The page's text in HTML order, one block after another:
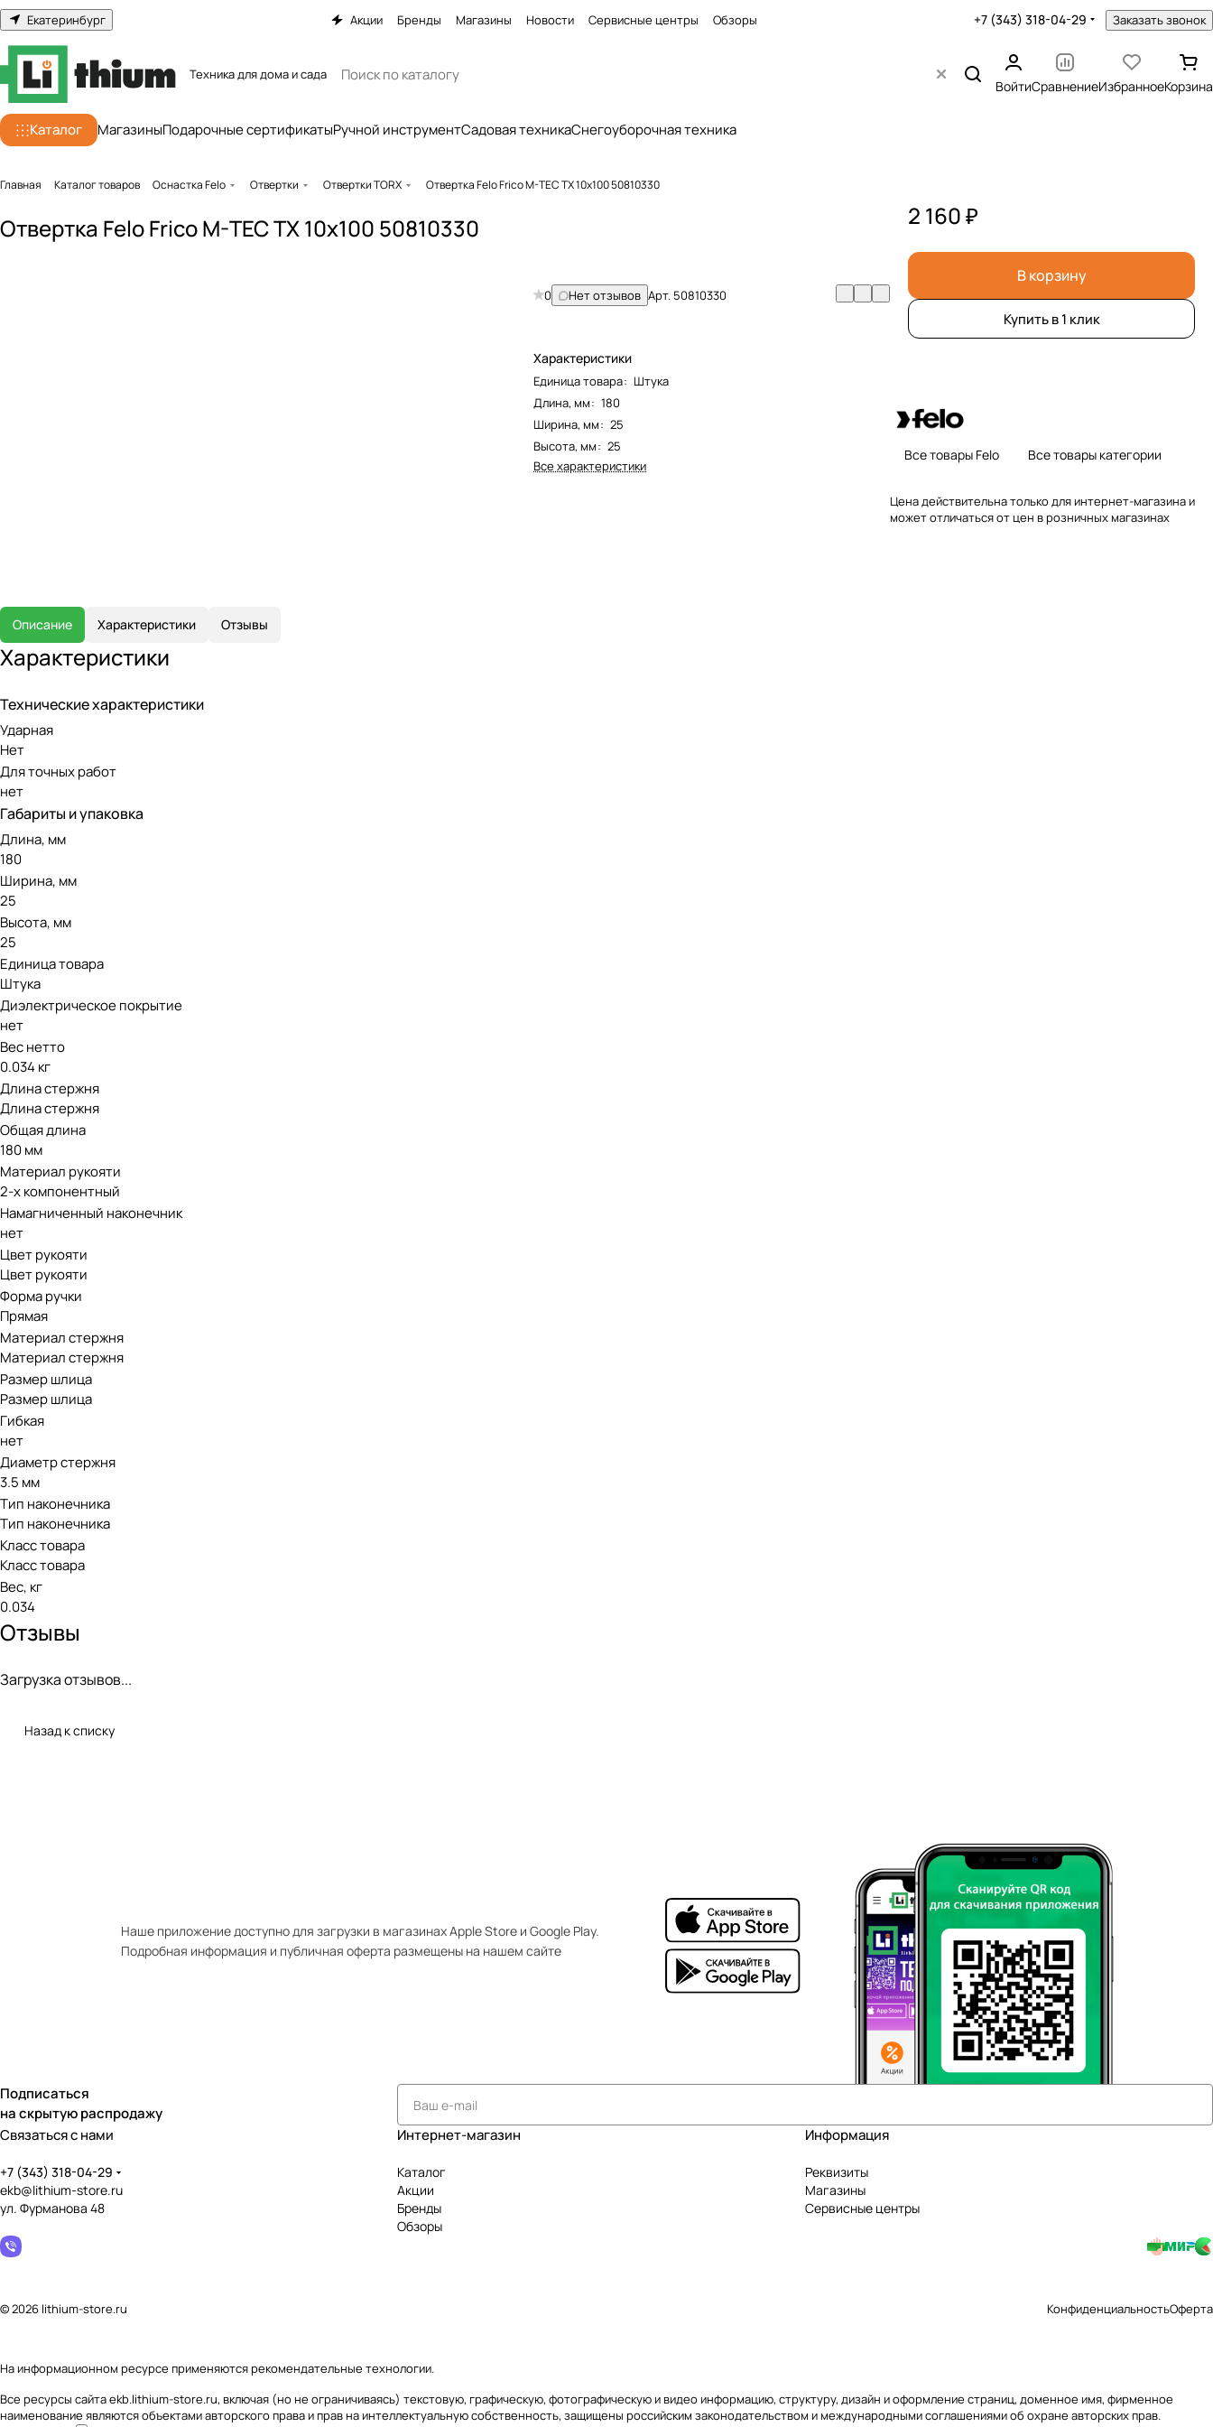
Екатеринбург Акции Бренды Магазины Новости Сервисные центры Обзоры +7 (343) 318-04-29 Заказать звонок
Техника для дома и сада
ВойтиСравнениеИзбранноеКорзина
Каталог МагазиныПодарочные сертификатыРучной инструментСадовая техникаСнегоуборочная техника
Главная Каталог товаров Оснастка Felo Отвертки Отвертки TORX Отвертка Felo Frico M-TEC TX 10x100 50810330
Отвертка Felo Frico M-TEC TX 10x100 50810330
0 Нет отзывов Арт. 50810330
Характеристики
Единица товара: Штука
Длина, мм: 180
Ширина, мм: 25
Высота, мм: 25
Все характеристики
2 160 ₽
В корзину
Купить в 1 клик
Все товары Felo Все товары категории
Цена действительна только для интернет-магазина и
может отличаться от цен в розничных магазинах
Описание Характеристики Отзывы
Характеристики
Технические характеристики
Ударная
Нет
Для точных работ
нет
Габариты и упаковка
Длина, мм
180
Ширина, мм
25
Высота, мм
25
Единица товара
Штука
Диэлектрическое покрытие
нет
Вес нетто
0.034 кг
Длина стержня
Длина стержня
Общая длина
180 мм
Материал рукояти
2-х компонентный
Намагниченный наконечник
нет
Цвет рукояти
Цвет рукояти
Форма ручки
Прямая
Материал стержня
Материал стержня
Размер шлица
Размер шлица
Гибкая
нет
Диаметр стержня
3.5 мм
Тип наконечника
Тип наконечника
Класс товара
Класс товара
Вес, кг
0.034
Отзывы
Загрузка отзывов...
Назад к списку
Наше приложение доступно для загрузки в магазинах Apple Store и Google Play.
Подробная информация и публичная оферта размещены на нашем сайте
Подписаться
на скрытую распродажу
Связаться с нами
+7 (343) 318-04-29
ekb@lithium-store.ru
ул. Фурманова 48
Интернет-магазин
Каталог
Акции
Бренды
Обзоры
Информация
Реквизиты
Магазины
Сервисные центры
© 2026 lithium-store.ru КонфиденциальностьОферта
На информационном ресурсе применяютсярекомендательные технологии.
Все ресурсы сайта ekb.lithium-store.ru, включая (но не ограничиваясь) текстовую, графическую, фотографическую и видео информацию, структуру, дизайн и оформление страниц, доменное имя, фирменное
наименование являются объектами авторского права и прав на интеллектуальную собственность, защищены российским законодательством и международными соглашениями об охране авторских прав.